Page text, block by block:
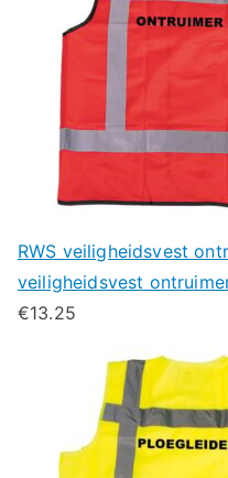
RWS veiligheidsvest
veiligheidsvest
€13.25